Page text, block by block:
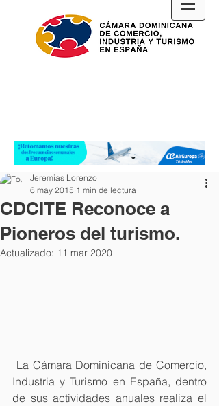
CDCITE Reconoce a
Pioneros del turismo.
Jeremias Lorenzo
6 may 2015 1 min de lectura
Actualizado: 11 mar 2020
Industria y Turismo en España, dentro
de sus actividades anuales realiza el